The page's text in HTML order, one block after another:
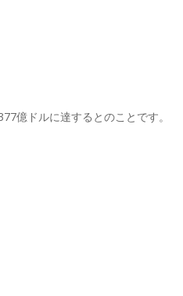
億ドルに達するとのことです。